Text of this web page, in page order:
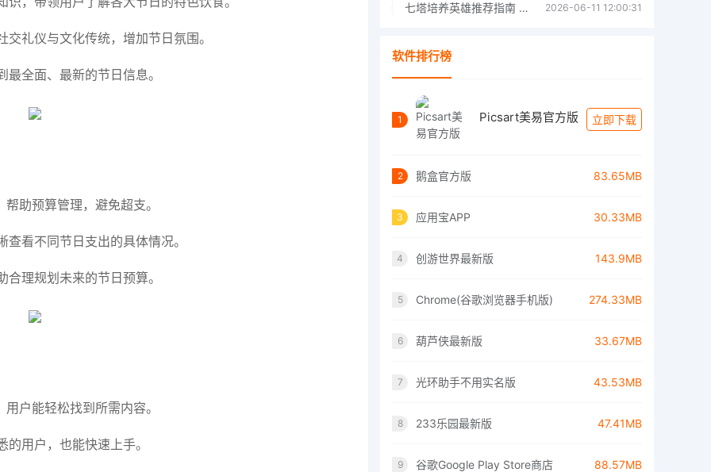
礼仪与文化传统，增加节日氛围。
全面、最新的节日信息。
助预算管理，避免超支。
看不同节日支出的具体情况。
理规划未来的节日预算。
户能轻松找到所需内容。
用户，也能快速上手。
七塔培养英雄推荐指南 七塔培养哪个英雄好 2026-06-11 12:00:31
软件排行榜
1 Picsart美易官方版 立即下载
2 鹅盒官方版 83.65MB
3 应用宝APP 30.33MB
4 创游世界最新版 143.9MB
5 Chrome(谷歌浏览器手机版) 274.33MB
6 葫芦侠最新版 33.67MB
7 光环助手不用实名版 43.53MB
8 233乐园最新版 47.41MB
9 谷歌Google Play Store商店 88.57MB